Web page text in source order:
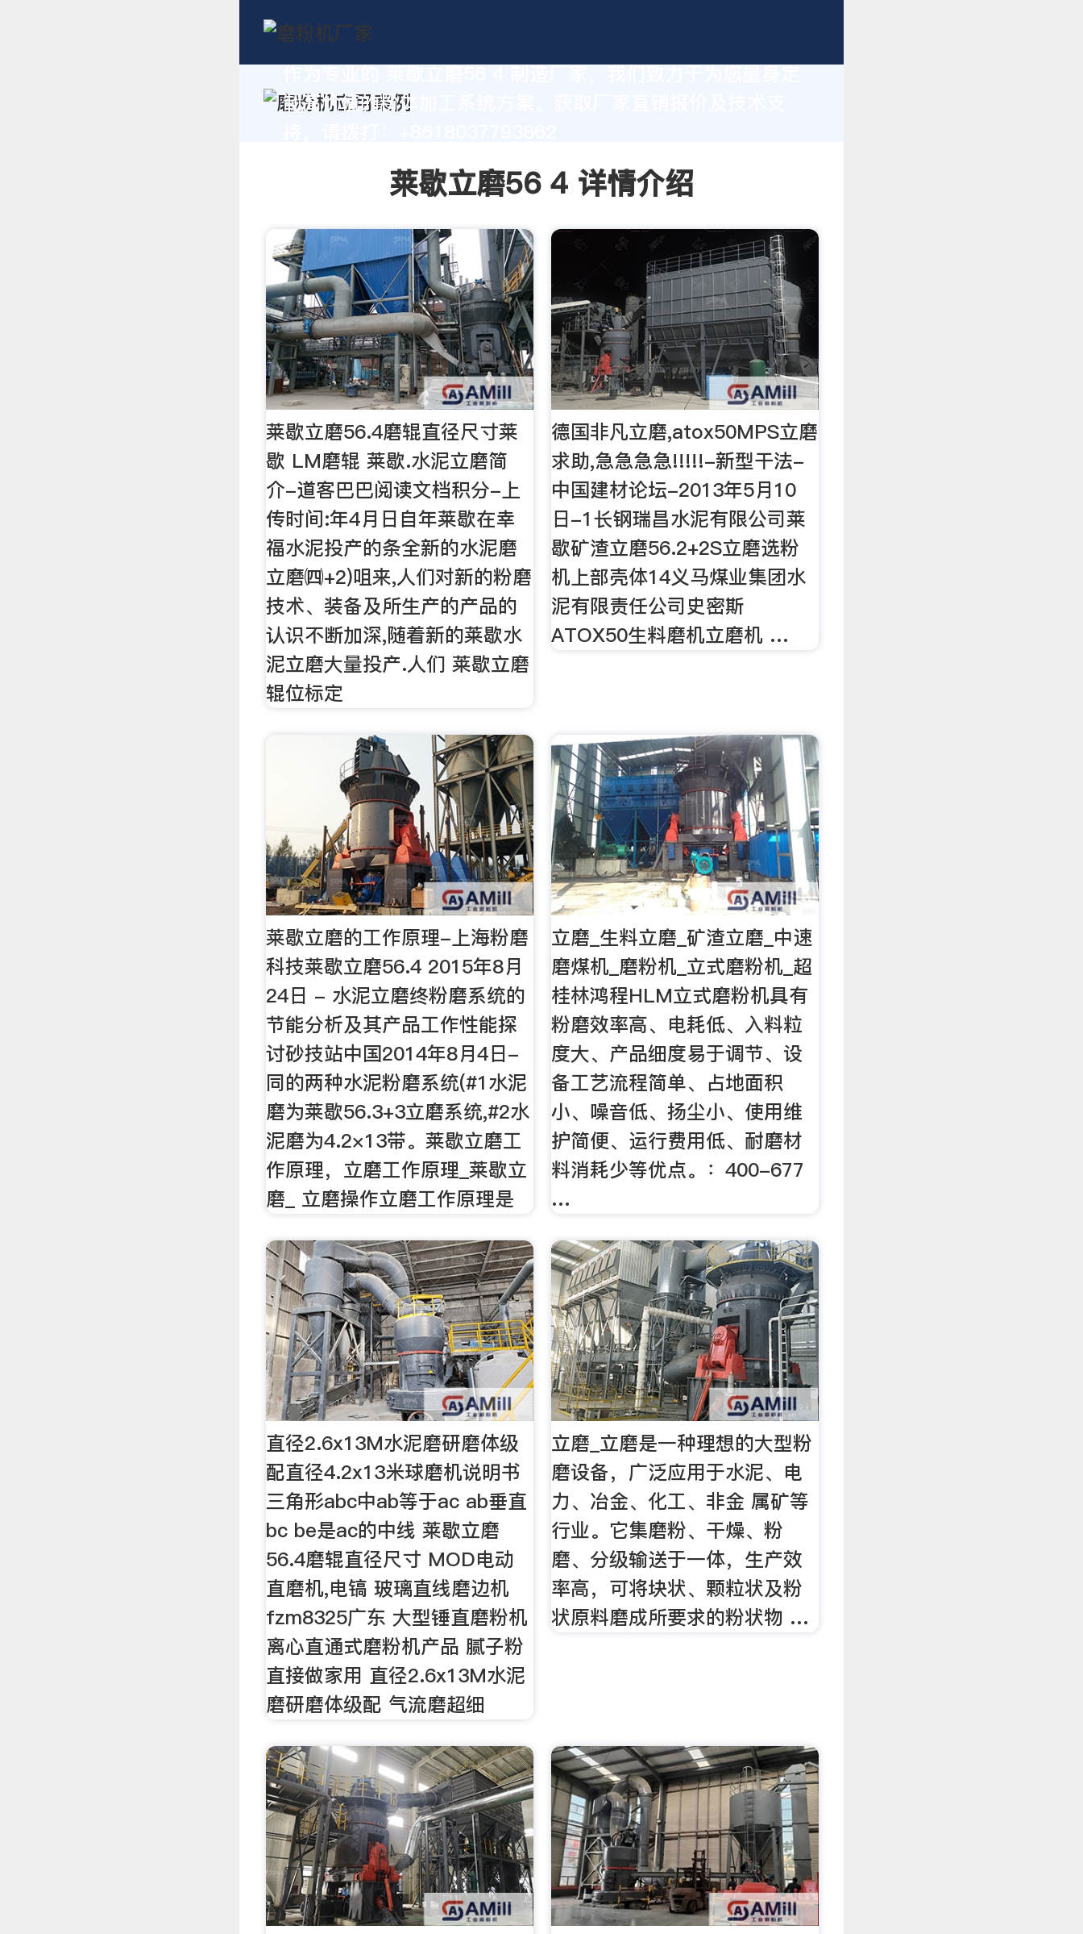
制高价值的粉体加工系统方案。获取厂家直销报价及技术支
莱歇立磨56 4 详情介绍
莱歇立磨56.4磨辊直径尺寸莱
歇 LM磨辊 莱歇.水泥立磨简
介-道客巴巴阅读文档积分-上
传时间:年4月日自年莱歇在幸
福水泥投产的条全新的水泥磨
立磨㈣+2)咀来,人们对新的粉磨
技术、装备及所生产的产品的
认识不断加深,随着新的莱歇水
泥立磨大量投产.人们 莱歇立磨
辊位标定
德国非凡立磨,atox50MPS立磨
求助,急急急急!!!!!-新型干法-
中国建材论坛-2013年5月10
日-1长钢瑞昌水泥有限公司莱
歇矿渣立磨56.2+2S立磨选粉
机上部壳体14义马煤业集团水
泥有限责任公司史密斯
ATOX50生料磨机立磨机 …
莱歇立磨的工作原理-上海粉磨
科技莱歇立磨56.4 2015年8月
24日 - 水泥立磨终粉磨系统的
节能分析及其产品工作性能探
讨砂技站中国2014年8月4日-
同的两种水泥粉磨系统(#1水泥
磨为莱歇56.3+3立磨系统,#2水
泥磨为4.2×13带。莱歇立磨工
作原理，立磨工作原理_莱歇立
磨_ 立磨操作立磨工作原理是
立磨_生料立磨_矿渣立磨_中速
磨煤机_磨粉机_立式磨粉机_超
桂林鸿程HLM立式磨粉机具有
粉磨效率高、电耗低、入料粒
度大、产品细度易于调节、设
备工艺流程简单、占地面积
小、噪音低、扬尘小、使用维
护简便、运行费用低、耐磨材
料消耗少等优点。：400-677
…
直径2.6x13M水泥磨研磨体级
配直径4.2x13米球磨机说明书
三角形abc中ab等于ac ab垂直
bc be是ac的中线 莱歇立磨
56.4磨辊直径尺寸 MOD电动
直磨机,电镐 玻璃直线磨边机
fzm8325广东 大型锤直磨粉机
离心直通式磨粉机产品 腻子粉
直接做家用 直径2.6x13M水泥
磨研磨体级配 气流磨超细
立磨_立磨是一种理想的大型粉
磨设备，广泛应用于水泥、电
力、冶金、化工、非金 属矿等
行业。它集磨粉、干燥、粉
磨、分级输送于一体，生产效
率高，可将块状、颗粒状及粉
状原料磨成所要求的粉状物 …